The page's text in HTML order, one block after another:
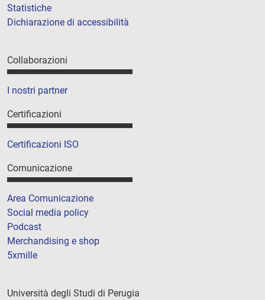
Statistiche
Dichiarazione di accessibilità
Collaborazioni
I nostri partner
Certificazioni
Certificazioni ISO
Comunicazione
Area Comunicazione
Social media policy
Podcast
Merchandising e shop
5xmille
Università degli Studi di Perugia